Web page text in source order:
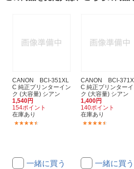
CANON BCI-351XL
C 純正プリンターイン
ク (大容量) シアン
1,540円
154ポイント
在庫あり
一緒に買う
CANON BCI-
C 純正プリンター
ク (大容量) シアン
1,400円
140ポイント
在庫あり
一緒に買う